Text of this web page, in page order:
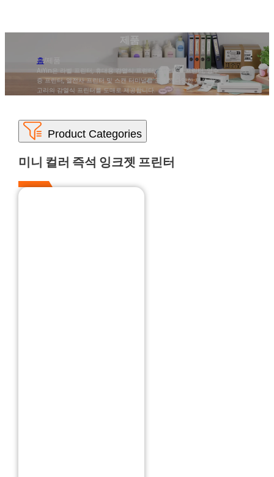
제품
홈 /제품
AiYin은 라벨 프린터, 휴대용 감열식 프린터, 홈 오피스 프린터, 영수
증 프린터, 열전사 프린터 및 스캔 터미널을 포함한 다양한 제품 카테
고리의 감열식 프린터를 도매로 제공합니다.
미니 컬러 즉석 잉크젯 프린터